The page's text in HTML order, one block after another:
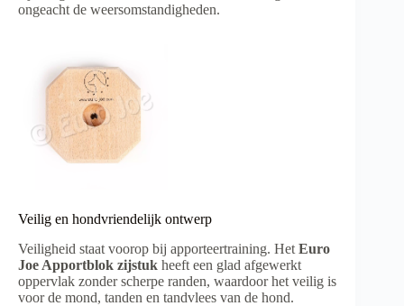
ongeacht de weersomstandigheden.
Veilig en hondvriendelijk ontwerp
Veiligheid staat voorop bij apporteertraining. Het Euro
Joe Apportblok zijstuk heeft een glad afgewerkt
oppervlak zonder scherpe randen, waardoor het veilig is
voor de mond, tanden en tandvlees van de hond.